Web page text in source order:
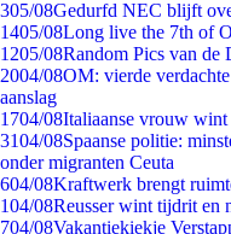
305/08Gedurfd NEC blijft
1405/08Long live the 7th of
1205/08Random Pics van de
2004/08OM: vierde
aanslag
1704/08Italiaanse vrouw
3104/08Spaanse politie:
onder migranten Ceuta
604/08Kraftwerk brengt
104/08Reusser wint tijdrit en
704/08Vakantiekiekje